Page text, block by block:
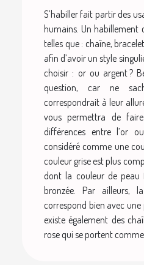
S’habiller fait partir des
humains. Un habillement
telles que : chaîne,
afin d’avoir un style
choisir : or ou argent ?
question, car ne
correspondrait à leur
vous permettra de
différences entre l’or
considéré comme une
couleur grise est plus
dont la couleur de peau
bronzée. Par ailleurs,
correspond bien avec
existe également des
rose qui se portent comme